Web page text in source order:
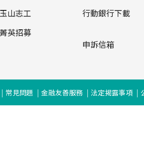
玉山志工
菁英招募
行動銀行下載
申訴信箱
常見問題 金融友善服務 法定揭露事項